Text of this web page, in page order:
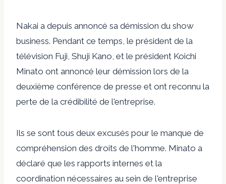
Nakai a depuis annoncé sa démission du show
business. Pendant ce temps, le président de la
télévision Fuji, Shuji Kano, et le président Koichi
Minato ont annoncé leur démission lors de la
deuxième conférence de presse et ont reconnu la
perte de la crédibilité de l'entreprise.
Ils se sont tous deux excusés pour le manque de
compréhension des droits de l'homme. Minato a
déclaré que les rapports internes et la
coordination nécessaires au sein de l'entreprise